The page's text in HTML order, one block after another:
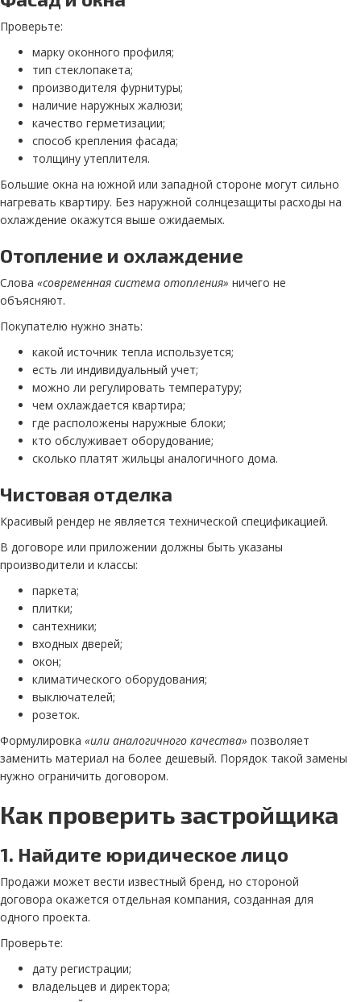
Проверьте:
марку оконного профиля;
тип стеклопакета;
производителя фурнитуры;
наличие наружных жалюзи;
качество герметизации;
способ крепления фасада;
толщину утеплителя.
Большие окна на южной или западной стороне могут сильно
нагревать квартиру. Без наружной солнцезащиты расходы на
охлаждение окажутся выше ожидаемых.
Отопление и охлаждение
Слова «современная система отопления» ничего не
объясняют.
Покупателю нужно знать:
какой источник тепла используется;
есть ли индивидуальный учет;
можно ли регулировать температуру;
чем охлаждается квартира;
где расположены наружные блоки;
кто обслуживает оборудование;
сколько платят жильцы аналогичного дома.
Чистовая отделка
Красивый рендер не является технической спецификацией.
В договоре или приложении должны быть указаны
производители и классы:
паркета;
плитки;
сантехники;
входных дверей;
окон;
климатического оборудования;
выключателей;
розеток.
Формулировка «или аналогичного качества» позволяет
заменить материал на более дешевый. Порядок такой замены
нужно ограничить договором.
Как проверить застройщика
1. Найдите юридическое лицо
Продажи может вести известный бренд, но стороной
договора окажется отдельная компания, созданная для
одного проекта.
Проверьте:
дату регистрации;
владельцев и директора;